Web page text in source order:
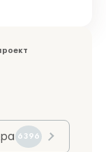
6396